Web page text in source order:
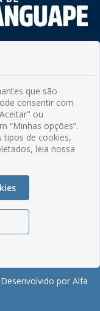
13h
Desenvolvido por Alfa
que são
consentir com
ou
“Minhas opções”.
tipos de cookies,
leia nossa